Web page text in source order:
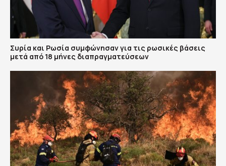
Συρία και Ρωσία συμφώνησαν για τις ρωσικές βάσεις
μετά από 18 μήνες διαπραγματεύσεων